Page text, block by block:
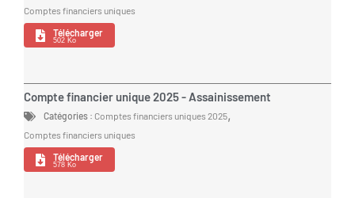
Comptes financiers uniques
Télécharger
502 Ko
Compte financier unique 2025 - Assainissement
Catégories : Comptes financiers uniques 2025,
Comptes financiers uniques
Télécharger
578 Ko